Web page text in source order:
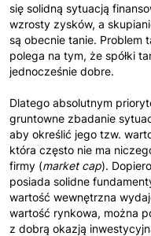
się solidną sytuacją
wzrosty zysków, a
są obecnie tanie. Problem
polega na tym, że spółki
jednocześnie dobre.
Dlatego absolutnym
gruntowne zbadanie
aby określić jego tzw.
która często nie ma
firmy (market cap).
posiada solidne
wartość wewnętrzna
wartość rynkowa, można
z dobrą okazją